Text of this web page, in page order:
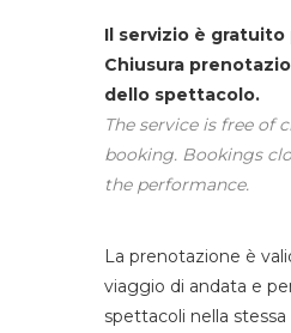
Il servizio è
Chiusura
dello spettacolo.
The service is free of
booking. Bookings
the performance.
La prenotazione è
viaggio di andata e
spettacoli nella